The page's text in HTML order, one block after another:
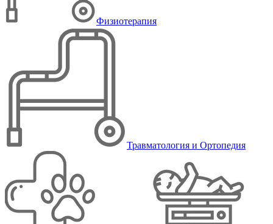
Физиотерапия
Травматология и Ортопедия